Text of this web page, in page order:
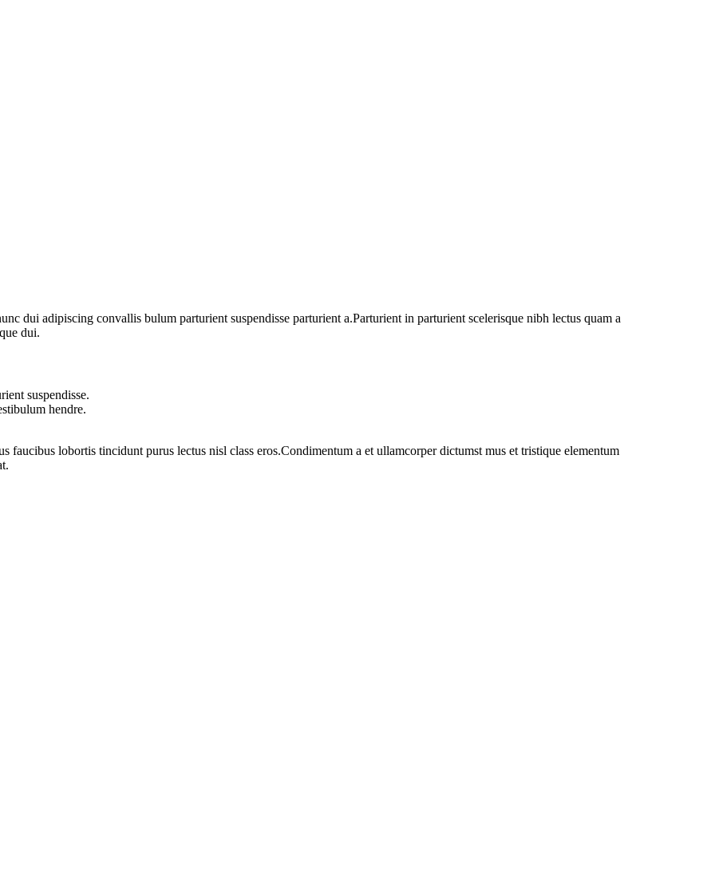
dui adipiscing convallis bulum parturient suspendisse parturient a.Parturient in parturient scelerisque nibh lectus quam a
dui.
suspendisse.
hendre.
faucibus lobortis tincidunt purus lectus nisl class eros.Condimentum a et ullamcorper dictumst mus et tristique elementum